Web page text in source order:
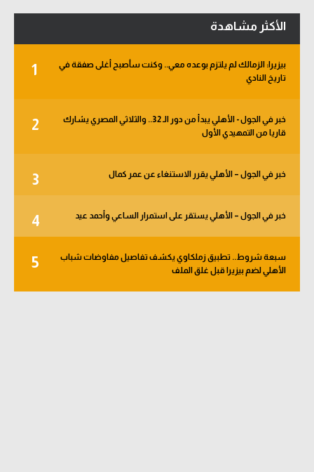
الأكثر مشاهدة
1
بيزيرا: الزمالك لم يلتزم بوعده معي.. وكنت سأصبح أغلى صفقة في
تاريخ النادي
2
خبر في الجول - الأهلي يبدأ من دور الـ 32.. والثلاثي المصري يشارك
قاريا من التمهيدي الأول
3 خبر في الجول – الأهلي يقرر الاستنغاء عن عمر كمال
4 خبر في الجول – الأهلي يستقر على استمرار الساعي وأحمد عيد
5
سبعة شروط.. تطبيق زملكاوي يكشف تفاصيل مفاوضات شباب
الأهلي لضم بيزيرا قبل غلق الملف